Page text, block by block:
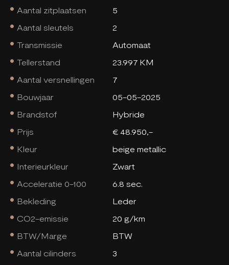
Aantal zitplaatsen
5
Aantal sleutels
2
Transmissie
Automaat
Tellerstand
23.997 KM
Aantal versnellingen
7
Bouwjaar
05-05-2025
Brandstof
Hybride
Prijs
€ 48.950,-
Kleur
beige metallic
Interieurkleur
Zwart
Acceleratie 0-100
6.8 sec.
Bekleding
Leder
CO2-emissie
20 g/km
BTW/Marge
BTW
Aantal cilinders
3